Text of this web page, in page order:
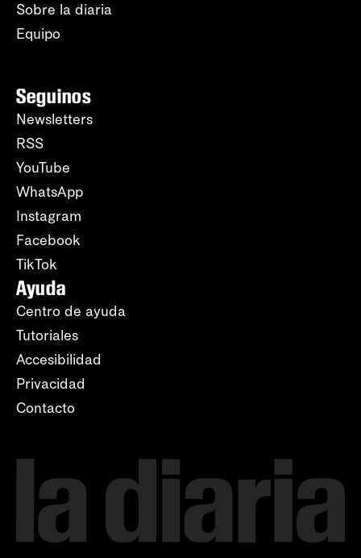
Sobre la diaria
Equipo
Seguinos
Newsletters
RSS
YouTube
WhatsApp
Instagram
Facebook
TikTok
Ayuda
Centro de ayuda
Tutoriales
Accesibilidad
Privacidad
Contacto